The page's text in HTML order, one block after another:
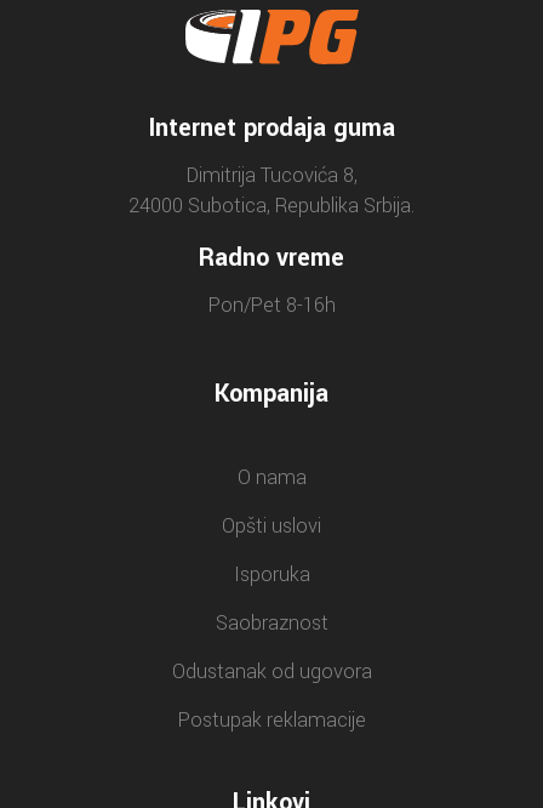
Internet prodaja guma
Dimitrija Tucovića 8,
24000 Subotica, Republika Srbija.
Radno vreme
Pon/Pet 8-16h
Kompanija
O nama
Opšti uslovi
Isporuka
Saobraznost
Odustanak od ugovora
Postupak reklamacije